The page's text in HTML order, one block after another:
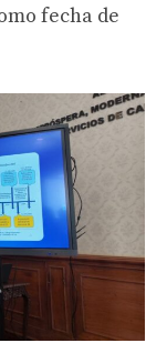
fecha de